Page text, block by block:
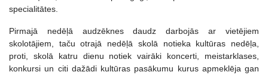
specialitātes.
Pirmajā nedēļā audzēknes daudz darbojās ar vietējiem
skolotājiem, taču otrajā nedēļā skolā notieka kultūras nedēļa,
proti, skolā katru dienu notiek vairāki koncerti, meistarklases,
konkursi un citi dažādi kultūras pasākumu kurus apmeklēja gan